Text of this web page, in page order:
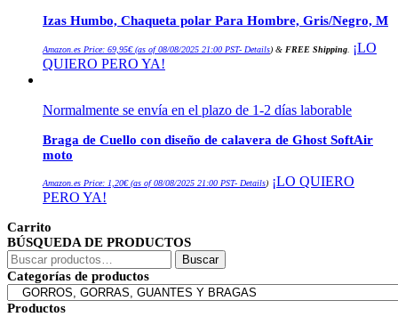
Izas Humbo, Chaqueta polar Para Hombre, Gris/Negro, M
Amazon.es Price: 69,95€(as of 08/08/2025 21:00 PST- Details) & FREE Shipping
¡LO
QUIERO PERO YA!
Normalmente se envía en el plazo de 1-2 días laborable
Braga de Cuello con diseño de calavera de Ghost SoftAir
moto
Amazon.es Price: 1,20€(as of 08/08/2025 21:00 PST- Details) ¡LO QUIERO
PERO YA!
Carrito
BÚSQUEDA DE PRODUCTOS
Buscar
por:
Buscar
Categorías de productos
Productos